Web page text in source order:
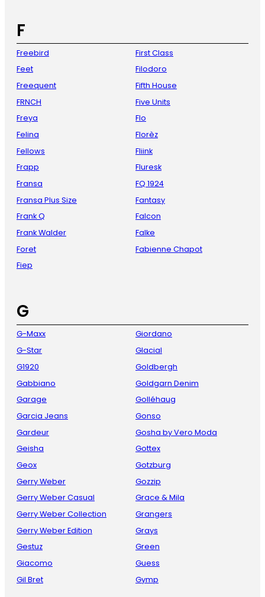
F
Freebird
Feet
Freequent
FRNCH
Freya
Felina
Fellows
Frapp
Fransa
Fransa Plus Size
Frank Q
Frank Walder
Foret
Fiep
First Class
Filodoro
Fifth House
Five Units
Flo
Florèz
Fliink
Fluresk
FQ 1924
Fantasy
Falcon
Falke
Fabienne Chapot
G
G-Maxx
G-Star
G1920
Gabbiano
Garage
Garcia Jeans
Gardeur
Geisha
Geox
Gerry Weber
Gerry Weber Casual
Gerry Weber Collection
Gerry Weber Edition
Gestuz
Giacomo
Gil Bret
Giordano
Glacial
Goldbergh
Goldgarn Denim
Golléhaug
Gonso
Gosha by Vero Moda
Gottex
Gotzburg
Gozzip
Grace & Mila
Grangers
Grays
Green
Guess
Gymp